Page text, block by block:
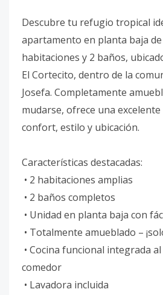
Descubre tu refugio tropical
apartamento en planta baja de
habitaciones y 2 baños,
El Cortecito, dentro de la
Josefa. Completamente
mudarse, ofrece una
confort, estilo y ubicación.
Características destacadas:
• 2 habitaciones amplias
• 2 baños completos
• Unidad en planta baja con
• Totalmente amueblado –
• Cocina funcional integrada
comedor
• Lavadora incluida